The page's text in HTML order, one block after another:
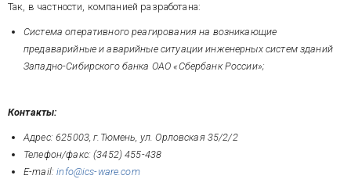
Так, в частности, компанией разработана:
Система оперативного реагирования на возникающие
предаварийные и аварийные ситуации инженерных систем зданий
Западно-Сибирского банка ОАО «Сбербанк России»;
Контакты:
Адрес: 625003, г.Тюмень, ул. Орловская 35/2/2
Телефон/факс: (3452) 455-438
E-mail:info@ics-ware.com